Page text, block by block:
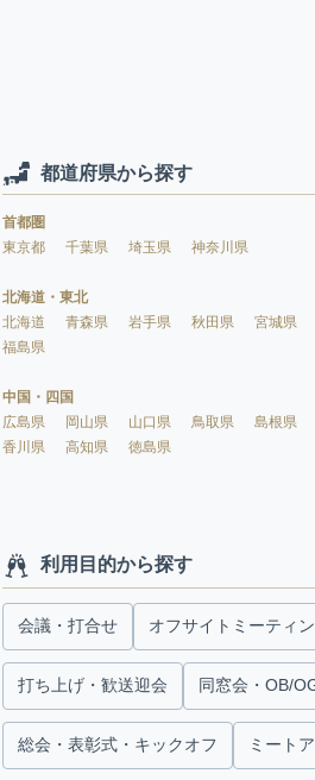
都道府県から探す
首都圏
東京都
千葉県 埼玉県 神奈川県
北海道・東北
北海道
青森県 岩手県 秋田県 宮城県
福島県
中国・四国
広島県
岡山県 山口県 鳥取県 島根県
香川県
高知県 徳島県
利用目的から探す
会議・打合せ オフサイトミーティ
打ち上げ・歓送迎会 同窓会・OB/
総会・表彰式・キックオフ ミート